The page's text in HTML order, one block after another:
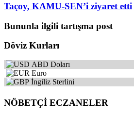
Taçoy, KAMU-SEN’i ziyaret etti
Bununla ilgili tartışma post
Döviz Kurları
ABD Doları
Euro
İngiliz Sterlini
NÖBETÇİ ECZANELER